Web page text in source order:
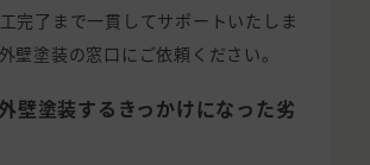
完了まで一貫してサポートいたしま
壁塗装の窓口にご依頼ください。
壁塗装するきっかけになった劣